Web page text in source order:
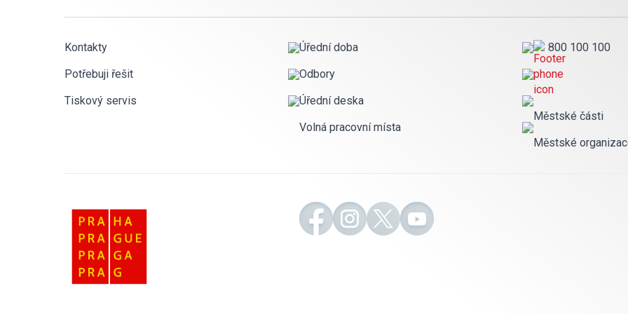
Kontakty
Potřebuji řešit
Tiskový servis
Úřední doba
Odbory
Úřední deska
Volná pracovní místa
800 100 100
Městské části
Městské